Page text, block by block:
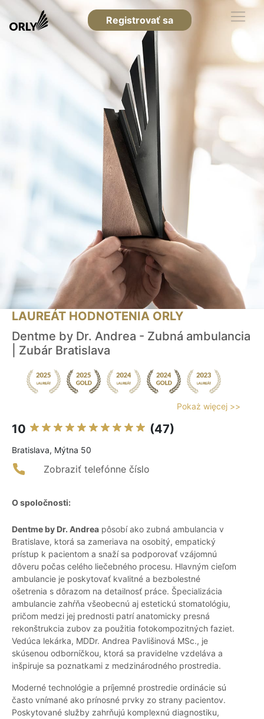
Registrovať sa
LAUREÁT HODNOTENIA ORLY
Dentme by Dr. Andrea - Zubná ambulancia
| Zubár Bratislava
Pokaż więcej >>
10 (47)
Bratislava, Mýtna 50
Zobraziť telefónne číslo
O spoločnosti:
Dentme by Dr. Andrea pôsobí ako zubná ambulancia v
Bratislave, ktorá sa zameriava na osobitý, empatický
prístup k pacientom a snaží sa podporovať vzájomnú
dôveru počas celého liečebného procesu. Hlavným cieľom
ambulancie je poskytovať kvalitné a bezbolestné
ošetrenia s dôrazom na detailnosť práce. Špecializácia
ambulancie zahŕňa všeobecnú aj estetickú stomatológiu,
pričom medzi jej prednosti patrí anatomicky presná
rekonštrukcia zubov za použitia fotokompozitných faziet.
Vedúca lekárka, MDDr. Andrea Pavlišinová MSc., je
skúsenou odborníčkou, ktorá sa pravidelne vzdeláva a
inšpiruje sa poznatkami z medzinárodného prostredia.
Moderné technológie a príjemné prostredie ordinácie sú
často vnímané ako prínosné prvky zo strany pacientov.
Poskytované služby zahrňujú komplexnú diagnostiku,